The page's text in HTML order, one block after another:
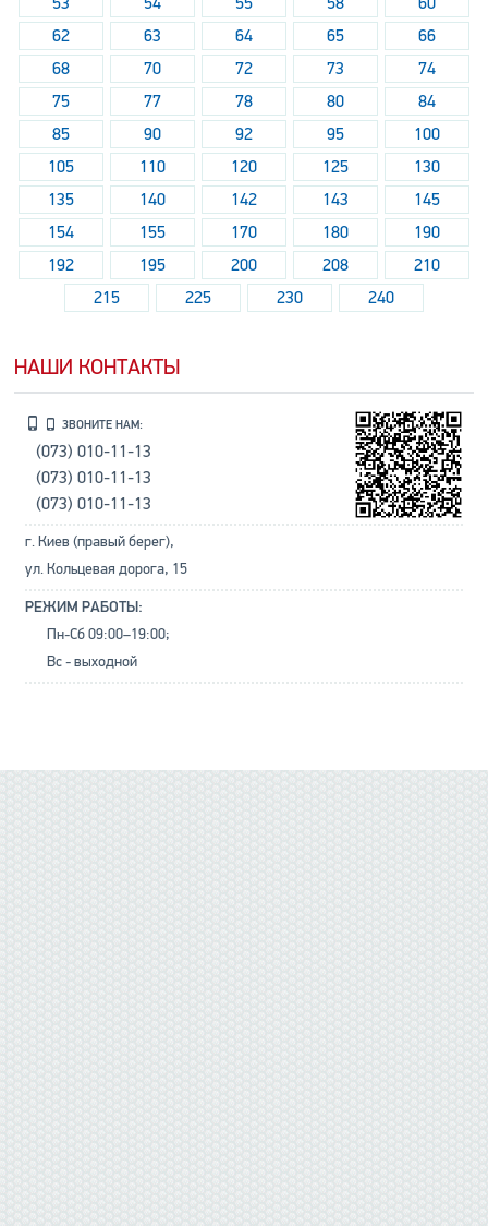
62
63 64 65
66
68
70 72 73
74
75
77 78 80
84
85
90 92 95
100
105
110 120 125
130
135
140 142 143
145
154
155 170 180
190
192
195 200 208
210
215
225 230 240
НАШИ КОНТАКТЫ
ЗВОНИТЕ НАМ:
(073) 010-11-13
(073) 010-11-13
(073) 010-11-13
г. Киев (правый берег),
ул. Кольцевая дорога, 15
РЕЖИМ РАБОТЫ:
Пн-Сб 09:00–19:00;
Вс - выходной